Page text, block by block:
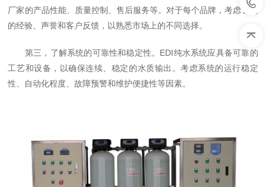
厂家的产品性能、质量控制、售后服务等。对于每个品牌，考虑它们
的经验、声誉和客户反馈，以熟悉市场上的不同选择。
第三，了解系统的可靠性和稳定性。EDI纯水系统应具备可靠的
工艺和设备，以确保连续、稳定的水质输出。考虑系统的运行稳定
性、自动化程度、故障预警和维护便捷性等因素。